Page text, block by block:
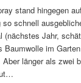
stand hingegen
so schnell
(nächstes Jahr,
Baumwolle im
länger als zwei